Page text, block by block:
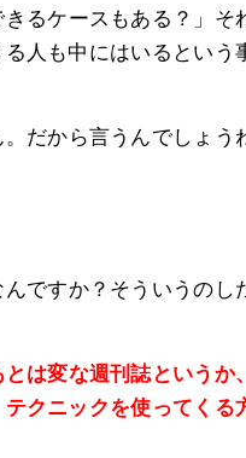
るケースもある？」そ
人も中にはいるという
だから言うんでしょう
ですか？そういうのし
は変な週刊誌というか
クニックを使ってくる